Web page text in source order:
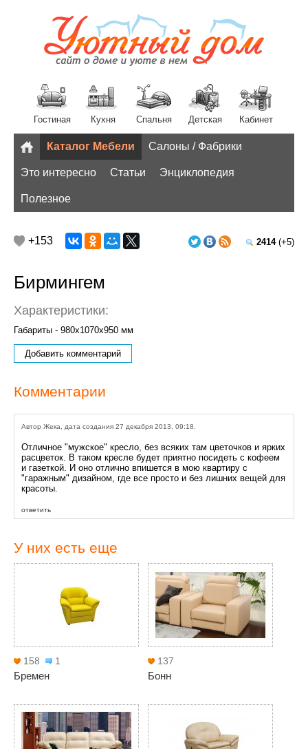
Гостиная Кухня Спальня Детская Кабинет
Разное
Каталог Мебели Салоны / Фабрики
Это интересно Статьи Энциклопедия
Полезное
2414(+5)
+153
Бирмингем
Характеристики:
Габариты - 980x1070x950 мм
Добавить комментарий
Комментарии
Автор Жека, дата создания 27 декабря 2013, 09:18.
Отличное "мужское" кресло, без всяких там цветочков и ярких
расцветок. В таком кресле будет приятно посидеть с кофеем
и газеткой. И оно отлично впишется в мою квартиру с
"гаражным" дизайном, где все просто и без лишних вещей для
красоты.
ответить
У них есть еще
158 1
Бремен
137
Бонн